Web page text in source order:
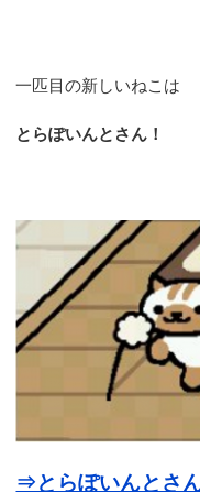
一匹目の新しいねこは
とらぽいんとさん！
⇒とらぽいんとさ